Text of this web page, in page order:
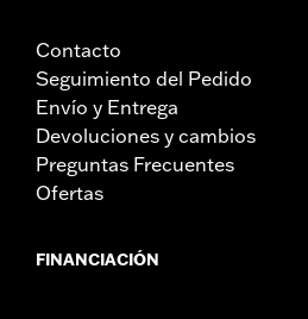
Contacto
Seguimiento del Pedido
Envío y Entrega
Devoluciones y cambios
Preguntas Frecuentes
Ofertas
FINANCIACIÓN